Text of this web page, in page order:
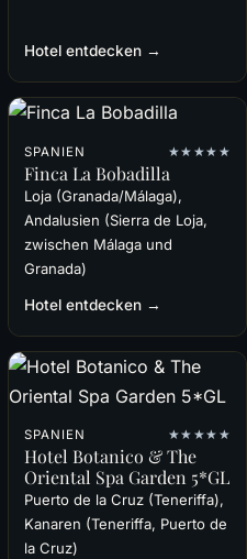
Hotel entdecken →
SPANIEN ★★★★★
Finca La Bobadilla
Loja (Granada/Málaga),
Andalusien (Sierra de Loja,
zwischen Málaga und
Granada)
Hotel entdecken →
SPANIEN ★★★★★
Hotel Botanico & The
Oriental Spa Garden 5*GL
Puerto de la Cruz (Teneriffa),
Kanaren (Teneriffa, Puerto de
la Cruz)